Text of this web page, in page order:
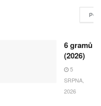
6 gramů
(2026)
5
SRPNA,
2026